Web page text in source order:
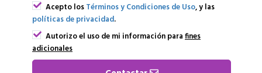
Acepto losTérminos y Condiciones de Uso, y las
políticas de privacidad.
Autorizo el uso de mi información parafines
adicionales